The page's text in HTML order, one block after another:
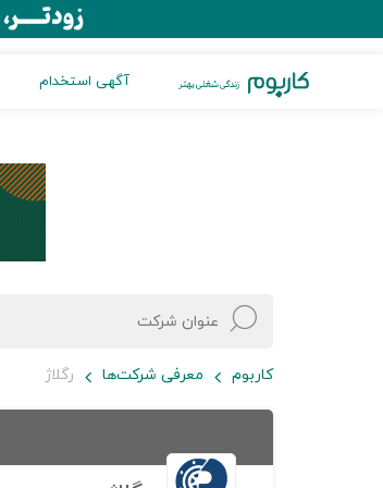
آگهی استخدام
کاربوم معرفی شرکت‌ها رگلاژ